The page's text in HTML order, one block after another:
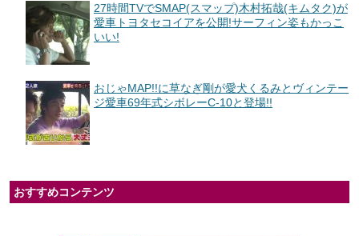
27時間TVでSMAP(スマップ)木村拓哉(キムタク)が
愛車トヨタセコイアを公開!サーフィン姿もかっこ
いい!
おじゃMAP!!に草なぎ剛が愛犬くるみとヴィンテー
ジ愛車69年式シボレーC-10と登場!!
おすすめコンテンツ